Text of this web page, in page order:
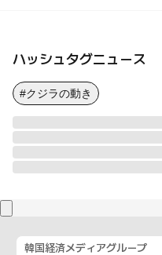
ハッシュタグニュース
#クジラの動き
韓国経済メディアグループ